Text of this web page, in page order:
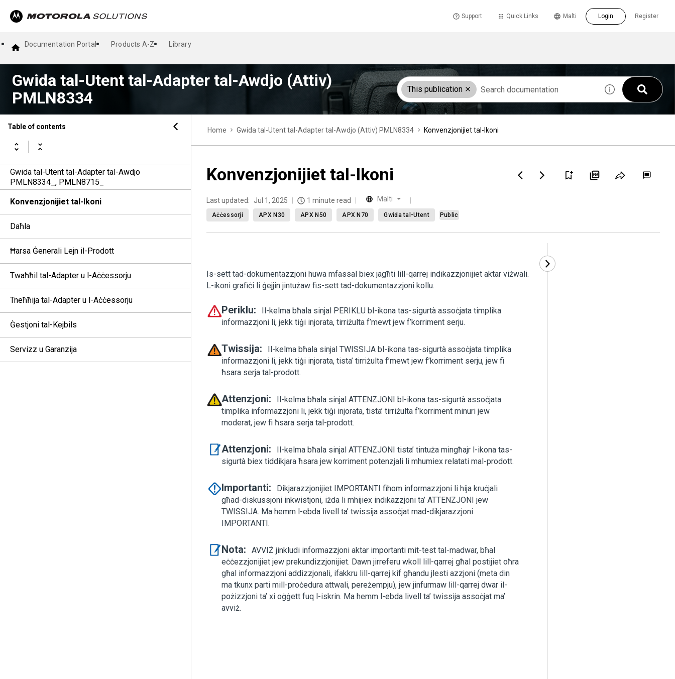
Support Quick Links Register
Malti Login
Documentation Portal Products A-Z Library
Gwida tal-Utent tal-Adapter tal-Awdjo (Attiv)
PMLN8334
This publication
Table of contents
Gwida tal-Utent tal-Adapter tal-Awdjo
PMLN8334_, PMLN8715_
Konvenzjonijiet tal-Ikoni
Daħla
Ħarsa Ġenerali Lejn il-Prodott
Twaħħil tal-Adapter u l-Aċċessorju
Tneħħija tal-Adapter u l-Aċċessorju
Ġestjoni tal-Kejbils
Servizz u Garanzija
Home Gwida tal-Utent tal-Adapter tal-Awdjo (Attiv) PMLN8334 Konvenzjonijiet tal-Ikoni
Konvenzjonijiet tal-Ikoni
Last updated: Jul 1, 2025 1 minute read Malti
Aċċessorji APX N30 APX N50 APX N70 Gwida tal-Utent Public
Is-sett tad-dokumentazzjoni huwa mfassal biex jagħti lill-qarrej indikazzjonijiet aktar viżwali.
L-ikoni grafiċi li ġejjin jintużaw fis-sett tad-dokumentazzjoni kollu.
Periklu:
Il-kelma bħala sinjal PERIKLU bl-ikona tas-sigurtà assoċjata timplika
informazzjoni li, jekk tiġi injorata, tirriżulta f’mewt jew f’korriment serju.
Twissija:
Il-kelma bħala sinjal TWISSIJA bl-ikona tas-sigurtà assoċjata timplika
informazzjoni li, jekk tiġi injorata, tista’ tirriżulta f’mewt jew f’korriment serju, jew fi
ħsara serja tal-prodott.
Attenzjoni:
Il-kelma bħala sinjal ATTENZJONI bl-ikona tas-sigurtà assoċjata
timplika informazzjoni li, jekk tiġi injorata, tista’ tirriżulta f’korriment minuri jew
moderat, jew fi ħsara serja tal-prodott.
Attenzjoni:
Il-kelma bħala sinjal ATTENZJONI tista’ tintuża mingħajr l-ikona tas-
sigurtà biex tiddikjara ħsara jew korriment potenzjali li mhumiex relatati mal-prodott.
Importanti:
Dikjarazzjonijiet IMPORTANTI fihom informazzjoni li hija kruċjali
għad-diskussjoni inkwistjoni, iżda li mhijiex indikazzjoni ta’ ATTENZJONI jew
TWISSIJA. Ma hemm l-ebda livell ta’ twissija assoċjat mad-dikjarazzjoni
IMPORTANTI.
Nota:
AVVIŻ jinkludi informazzjoni aktar importanti mit-test tal-madwar, bħal
eċċezzjonijiet jew prekundizzjonijiet. Dawn jirreferu wkoll lill-qarrej għal postijiet oħra
għal informazzjoni addizzjonali, ifakkru lill-qarrej kif għandu jlesti azzjoni (meta din
ma tkunx parti mill-proċedura attwali, pereżempju), jew jinfurmaw lill-qarrej dwar il-
pożizzjoni ta’ xi oġġett fuq l-iskrin. Ma hemm l-ebda livell ta’ twissija assoċjat ma’
avviż.